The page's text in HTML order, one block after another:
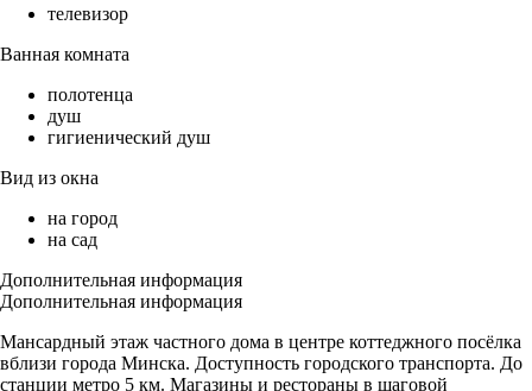
телевизор
Ванная комната
полотенца
душ
гигиенический душ
Вид из окна
на город
на сад
Дополнительная информация
Дополнительная информация
Мансардный этаж частного дома в центре коттеджного посёлка
вблизи города Минска. Доступность городского транспорта. До
станции метро 5 км. Магазины и рестораны в шаговой